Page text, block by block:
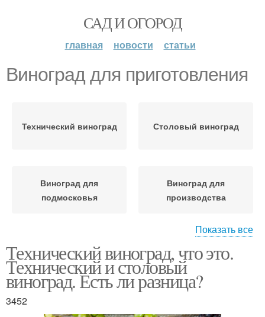
САД И ОГОРОД
главная новости статьи
Виноград для приготовления
Технический виноград Столовый виноград
Виноград для
подмосковья
Виноград для
производства
Виноград для средней
полосы
Винный виноград
Показать все
Технический виноград, что это.
Технический и столовый
виноград. Есть ли разница?
3452